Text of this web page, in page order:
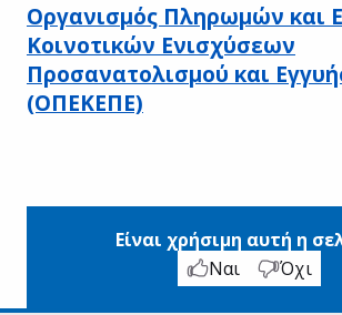
Οργανισμός Πληρωμών και
Κοινοτικών Ενισχύσεων
Προσανατολισμού και
(ΟΠΕΚΕΠΕ)
Είναι χρήσιμη αυτή η
Ναι
Όχι